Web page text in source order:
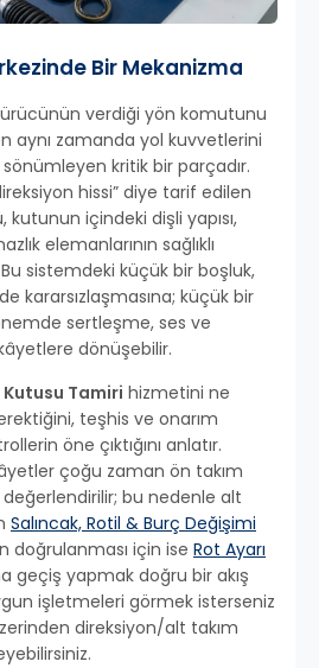
Bir Mekanizma
verdiği yön komutunu
aynı zamanda yol kuvvetlerini
kritik bir parçadır.
hissi” diye tarif edilen
içindeki dişli yapısı,
elemanlarının sağlıklı
Bu sistemdeki küçük bir boşluk,
kararsızlaşmasına; küçük bir
sertleşme, ses ve
dönüşebilir.
Tamiri hizmetini ne
teşhis ve onarım
öne çıktığını anlatır.
çoğu zaman ön takım
bu nedenle alt
Salıncak, Rotil & Burç Değişimi
doğrulanması için ise Rot Ayarı
geçiş yapmak doğru bir akış
işletmeleri görmek isterseniz
direksiyon/alt takım